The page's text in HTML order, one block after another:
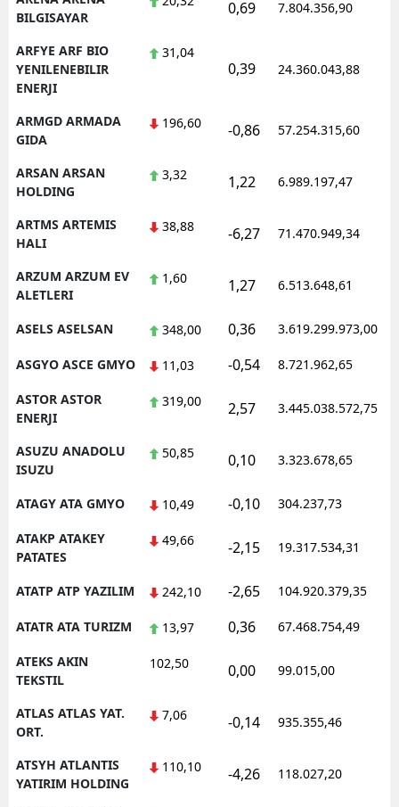
BILGISAYAR
0,69 7.804.356,90
ARFYE ARF BIO
YENILENEBILIR
ENERJI
31,04
0,39 24.360.043,88
ARMGD ARMADA
GIDA
196,60 -0,86 57.254.315,60
ARSAN ARSAN
HOLDING
3,32 1,22 6.989.197,47
ARTMS ARTEMIS
HALI
38,88 -6,27 71.470.949,34
ARZUM ARZUM EV
ALETLERI
1,60 1,27 6.513.648,61
ASELS ASELSAN 348,00 0,36 3.619.299.973,00
ASGYO ASCE GMYO 11,03 -0,54 8.721.962,65
ASTOR ASTOR
ENERJI
319,00 2,57 3.445.038.572,75
ASUZU ANADOLU
ISUZU
50,85 0,10 3.323.678,65
ATAGY ATA GMYO 10,49 -0,10 304.237,73
ATAKP ATAKEY
PATATES
49,66 -2,15 19.317.534,31
ATATP ATP YAZILIM 242,10 -2,65 104.920.379,35
ATATR ATA TURIZM 13,97 0,36 67.468.754,49
ATEKS AKIN
TEKSTIL
102,50 0,00 99.015,00
ATLAS ATLAS YAT.
ORT.
7,06 -0,14 935.355,46
ATSYH ATLANTIS
YATIRIM HOLDING
110,10 -4,26 118.027,20